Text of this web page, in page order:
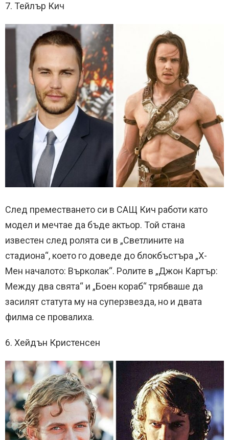
7. Тейлър Кич
След преместването си в САЩ Кич работи като
модел и мечтае да бъде актьор. Той стана
известен след ролята си в „Светлините на
стадиона“, което го доведе до блокбъстъра „Х-
Мен началото: Върколак“. Ролите в „Джон Картър:
Между два свята“ и „Боен кораб“ трябваше да
засилят статута му на суперзвезда, но и двата
филма се провалиха.
6. Хейдън Кристенсен